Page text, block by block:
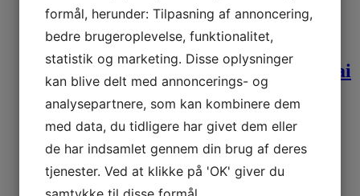
Læg i kurv
Acecook Instant Noodles Mi Lau Thai
Shrimp Flavour 78gr
6,00kr. Inkl.moms
Læg i kurv
formål, herunder: Tilpasning af annoncering,
bedre brugeroplevelse, funktionalitet,
statistik og marketing. Disse oplysninger
kan blive delt med annoncerings- og
analysepartnere, som kan kombinere dem
med data, du tidligere har givet dem eller
de har indsamlet gennem din brug af deres
tjenester. Ved at klikke på 'OK' giver du